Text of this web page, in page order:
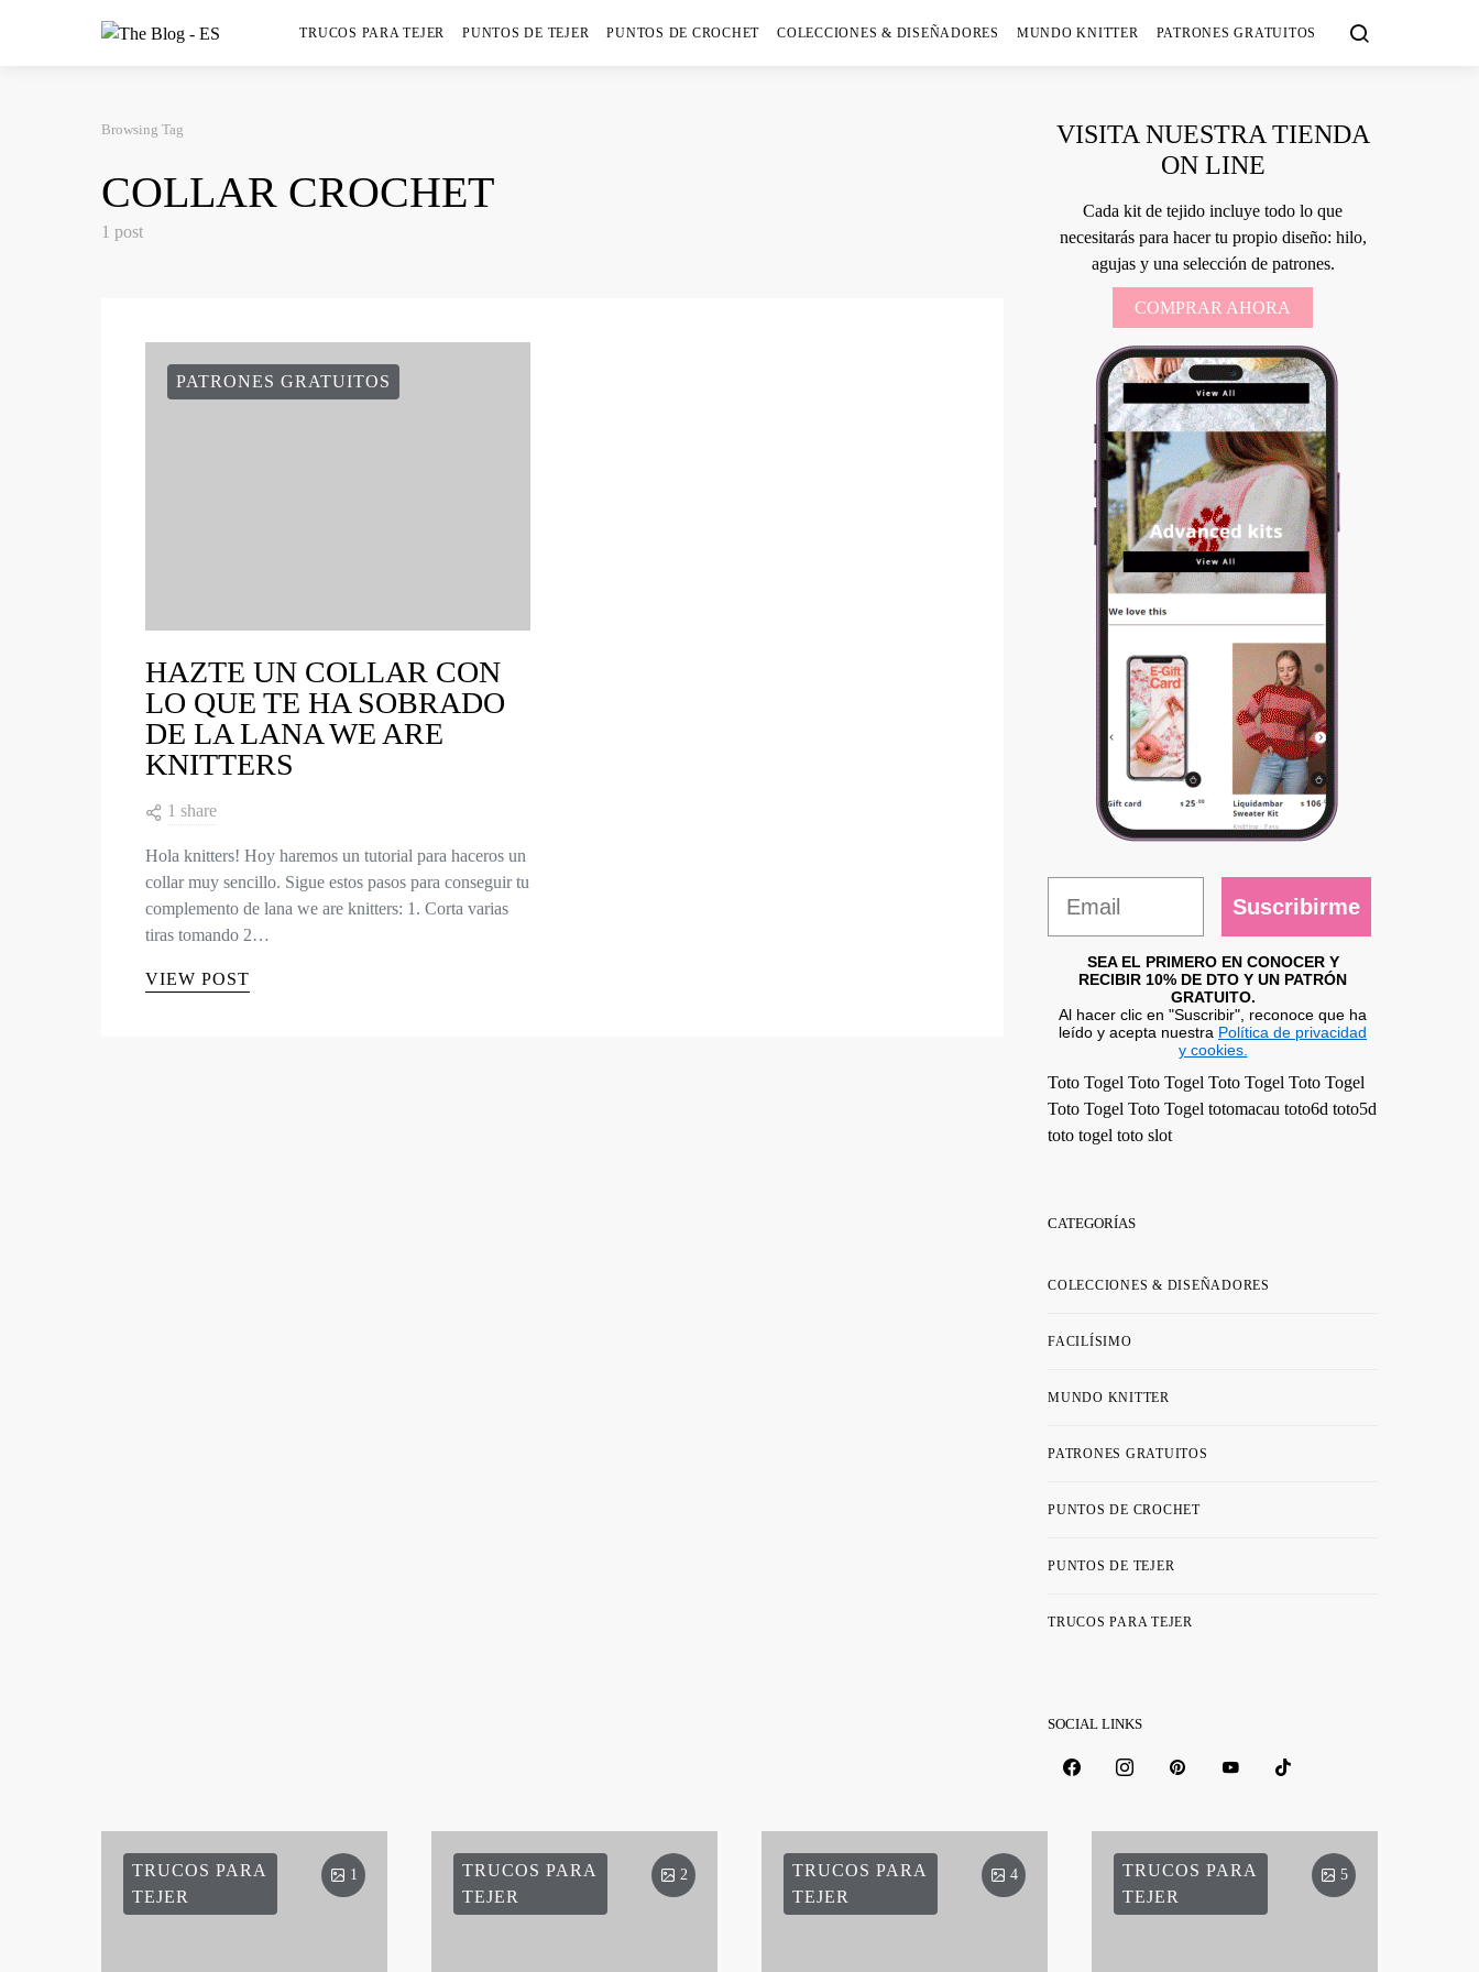
TRUCOS PARA TEJER PUNTOS DE TEJER PUNTOS DE CROCHET COLECCIONES & DISEÑADORES MUNDO KNITTER PATRONES GRATUITOS
Browsing Tag
COLLAR CROCHET
1 post
PATRONES GRATUITOS
HAZTE UN COLLAR CON
LO QUE TE HA SOBRADO
DE LA LANA WE ARE
KNITTERS
1 share
Hola knitters! Hoy haremos un tutorial para haceros un
collar muy sencillo. Sigue estos pasos para conseguir tu
complemento de lana we are knitters: 1. Corta varias
tiras tomando 2…
VIEW POST
VISITA NUESTRA TIENDA
ON LINE
Cada kit de tejido incluye todo lo que
necesitarás para hacer tu propio diseño: hilo,
agujas y una selección de patrones.
COMPRAR AHORA
Suscribirme
SEA EL PRIMERO EN CONOCER Y
RECIBIR 10% DE DTO Y UN PATRÓN
GRATUITO.
Al hacer clic en "Suscribir", reconoce que ha
leído y acepta nuestra Política de privacidad
y cookies.
Toto Togel Toto Togel Toto Togel Toto Togel
Toto Togel Toto Togel totomacau toto6d toto5d
toto togel toto slot
CATEGORÍAS
COLECCIONES & DISEÑADORES
FACILÍSIMO
MUNDO KNITTER
PATRONES GRATUITOS
PUNTOS DE CROCHET
PUNTOS DE TEJER
TRUCOS PARA TEJER
SOCIAL LINKS
1
TRUCOS PARA
TEJER
2
TRUCOS PARA
TEJER
4
TRUCOS PARA
TEJER
5
TRUCOS PARA
TEJER